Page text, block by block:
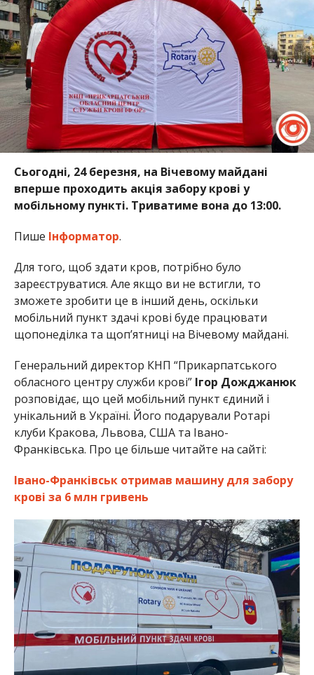
Сьогодні, 24 березня, на Вічевому майдані
вперше проходить акція забору крові у
мобільному пункті. Триватиме вона до 13:00.
Пише Інформатор.
Для того, щоб здати кров, потрібно було
зареєструватися. Але якщо ви не встигли, то
зможете зробити це в інший день, оскільки
мобільний пункт здачі крові буде працювати
щопонеділка та щоп’ятниці на Вічевому майдані.
Генеральний директор КНП “Прикарпатського
обласного центру служби крові” Ігор Дожджанюк
розповідає, що цей мобільний пункт єдиний і
унікальний в Україні. Його подарували Ротарі
клуби Кракова, Львова, США та Івано-
Франківська. Про це більше читайте на сайті:
Івано-Франківськ отримав машину для забору
крові за 6 млн гривень